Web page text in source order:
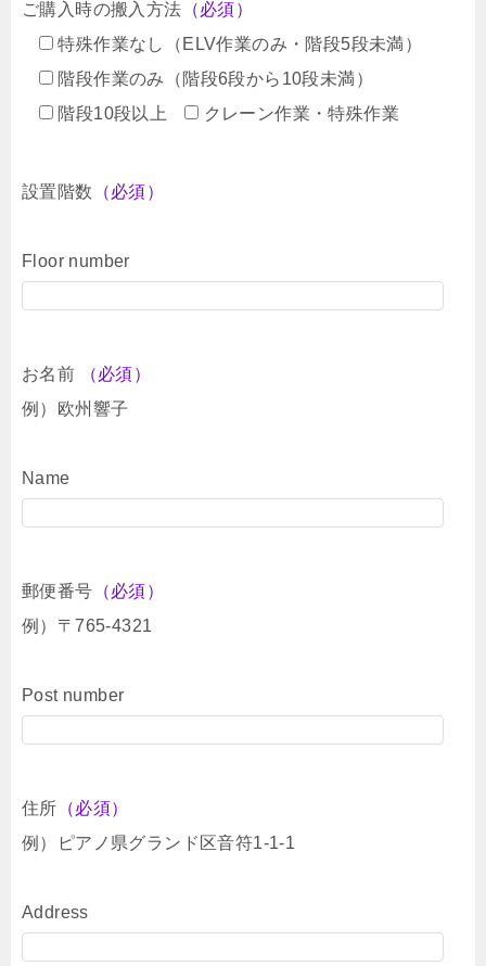
ご購入時の搬入方法 （必須）
特殊作業なし（ELV作業のみ・階段5段未満）
階段作業のみ（階段6段から10段未満）
階段10段以上
クレーン作業・特殊作業
設置階数 （必須）
Floor number
お名前
（必須）
例）欧州響子
Name
郵便番号 （必須）
例）〒765-4321
Post number
住所 （必須）
例）ピアノ県グランド区音符1-1-1
Address